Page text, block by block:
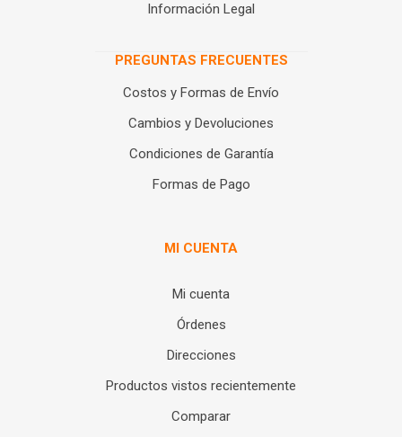
Información Legal
PREGUNTAS FRECUENTES
Costos y Formas de Envío
Cambios y Devoluciones
Condiciones de Garantía
Formas de Pago
MI CUENTA
Mi cuenta
Órdenes
Direcciones
Productos vistos recientemente
Comparar